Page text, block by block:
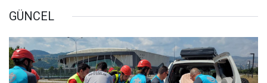
GÜNCEL